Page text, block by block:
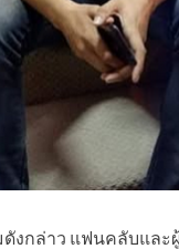
งกล่าว แฟนคลับแล